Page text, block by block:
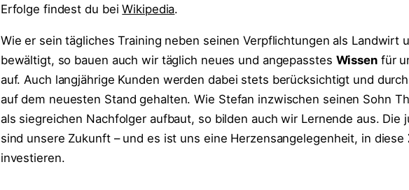
Erfolge findest du beiWikipedia.
Wie er sein tägliches Training neben seinen Verpflichtungen als Landwirt
bewältigt, so bauen auch wir täglich neues und angepasstes Wissenfür
auf. Auch langjährige Kunden werden dabei stets berücksichtigt und
auf dem neuesten Stand gehalten. Wie Stefan inzwischen seinen Sohn
als siegreichen Nachfolger aufbaut, so bilden auch wir Lernende aus. Die
sind unsere Zukunft – und es ist uns eine Herzensangelegenheit, in diese
investieren.